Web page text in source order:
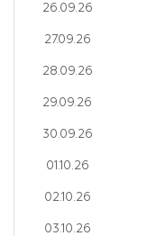
26.09.26
27.09.26
28.09.26
29.09.26
30.09.26
01.10.26
02.10.26
03.10.26